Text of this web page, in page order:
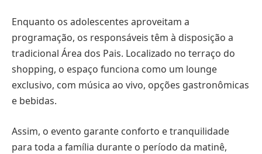
Enquanto os adolescentes aproveitam a
programação, os responsáveis têm à disposição a
tradicional Área dos Pais. Localizado no terraço do
shopping, o espaço funciona como um lounge
exclusivo, com música ao vivo, opções gastronômicas
e bebidas.
Assim, o evento garante conforto e tranquilidade
para toda a família durante o período da matinê,